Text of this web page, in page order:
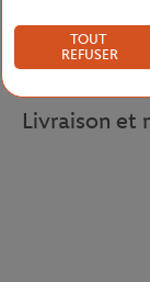
Livraison et
TOUT
REFUSER